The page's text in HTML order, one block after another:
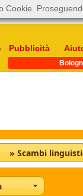
Pubblicità
» Scambi
Cookie.